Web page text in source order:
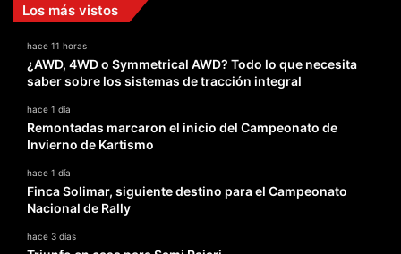
Los más vistos
hace 11 horas
¿AWD, 4WD o Symmetrical AWD? Todo lo que necesita
saber sobre los sistemas de tracción integral
hace 1 día
Remontadas marcaron el inicio del Campeonato de
Invierno de Kartismo
hace 1 día
Finca Solimar, siguiente destino para el Campeonato
Nacional de Rally
hace 3 días